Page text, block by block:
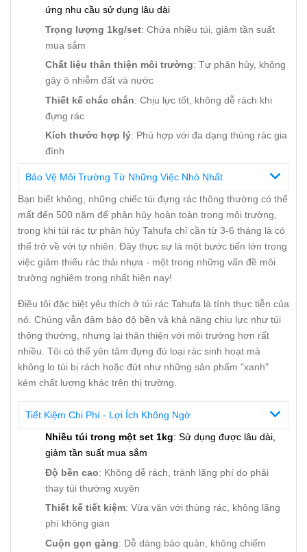
ứng nhu cầu sử dụng lâu dài
Trọng lượng 1kg/set: Chứa nhiều túi, giảm tần suất
mua sắm
Chất liệu thân thiện môi trường: Tự phân hủy, không
gây ô nhiễm đất và nước
Thiết kế chắc chắn: Chịu lực tốt, không dễ rách khi
đựng rác
Kích thước hợp lý: Phù hợp với đa dạng thùng rác gia
đình
Bảo Vệ Môi Trường Từ Những Việc Nhỏ Nhất
Bạn biết không, những chiếc túi đựng rác thông thường có thể
mất đến 500 năm để phân hủy hoàn toàn trong môi trường,
trong khi túi rác tự phân hủy Tahufa chỉ cần từ 3-6 tháng là có
thể trở về với tự nhiên. Đây thực sự là một bước tiến lớn trong
việc giảm thiểu rác thải nhựa - một trong những vấn đề môi
trường nghiêm trọng nhất hiện nay!
Điều tôi đặc biệt yêu thích ở túi rác Tahufa là tính thực tiễn của
nó. Chúng vẫn đảm bảo độ bền và khả năng chịu lực như túi
thông thường, nhưng lại thân thiện với môi trường hơn rất
nhiều. Tôi có thể yên tâm đựng đủ loại rác sinh hoạt mà
không lo túi bị rách hoặc đứt như những sản phẩm "xanh"
kém chất lượng khác trên thị trường.
Tiết Kiệm Chi Phí - Lợi Ích Không Ngờ
Nhiều túi trong một set 1kg: Sử dụng được lâu dài,
giảm tần suất mua sắm
Độ bền cao: Không dễ rách, tránh lãng phí do phải
thay túi thường xuyên
Thiết kế tiết kiệm: Vừa vặn với thùng rác, không lãng
phí không gian
Cuộn gọn gàng: Dễ dàng bảo quản, không chiếm